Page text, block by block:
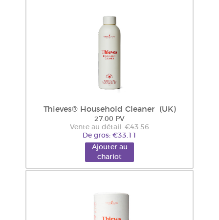
Thieves® Household Cleaner (UK)
27.00 PV
Vente au détail: €43.56
De gros: €33.11
Ajouter au
chariot